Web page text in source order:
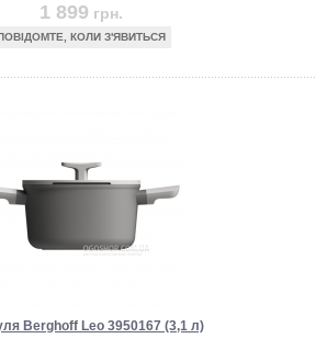
1 899 грн.
КОЛИ З'ЯВИТЬСЯ
Berghoff Leo 3950167 (3,1 л)